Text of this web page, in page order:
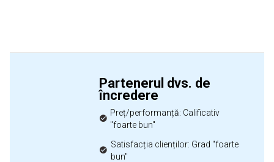
Partenerul dvs. de
încredere
Preț/performanță: Calificativ
"foarte bun"
Satisfacția clienților: Grad "foarte
bun"